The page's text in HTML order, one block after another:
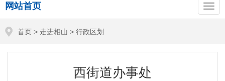
网站首页
首页 > 走进相山 > 行政区划
西街道办事处